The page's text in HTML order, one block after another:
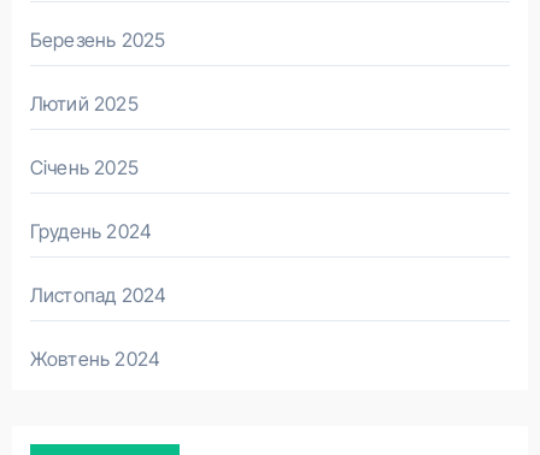
Березень 2025
Лютий 2025
Січень 2025
Грудень 2024
Листопад 2024
Жовтень 2024